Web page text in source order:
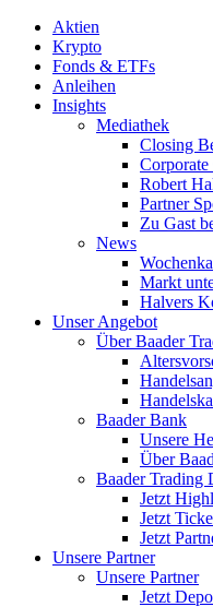
Aktien
Krypto
Fonds & ETFs
Anleihen
Insights
Mediathek
Closing
Robert
Partner
Zu Gast
News
Markt
Halvers
Unser Angebot
Über Baader
Baader Bank
Unsere
Über
Baader Trading
Jetzt
Jetzt
Jetzt
Unsere Partner
Unsere Partner
Jetzt